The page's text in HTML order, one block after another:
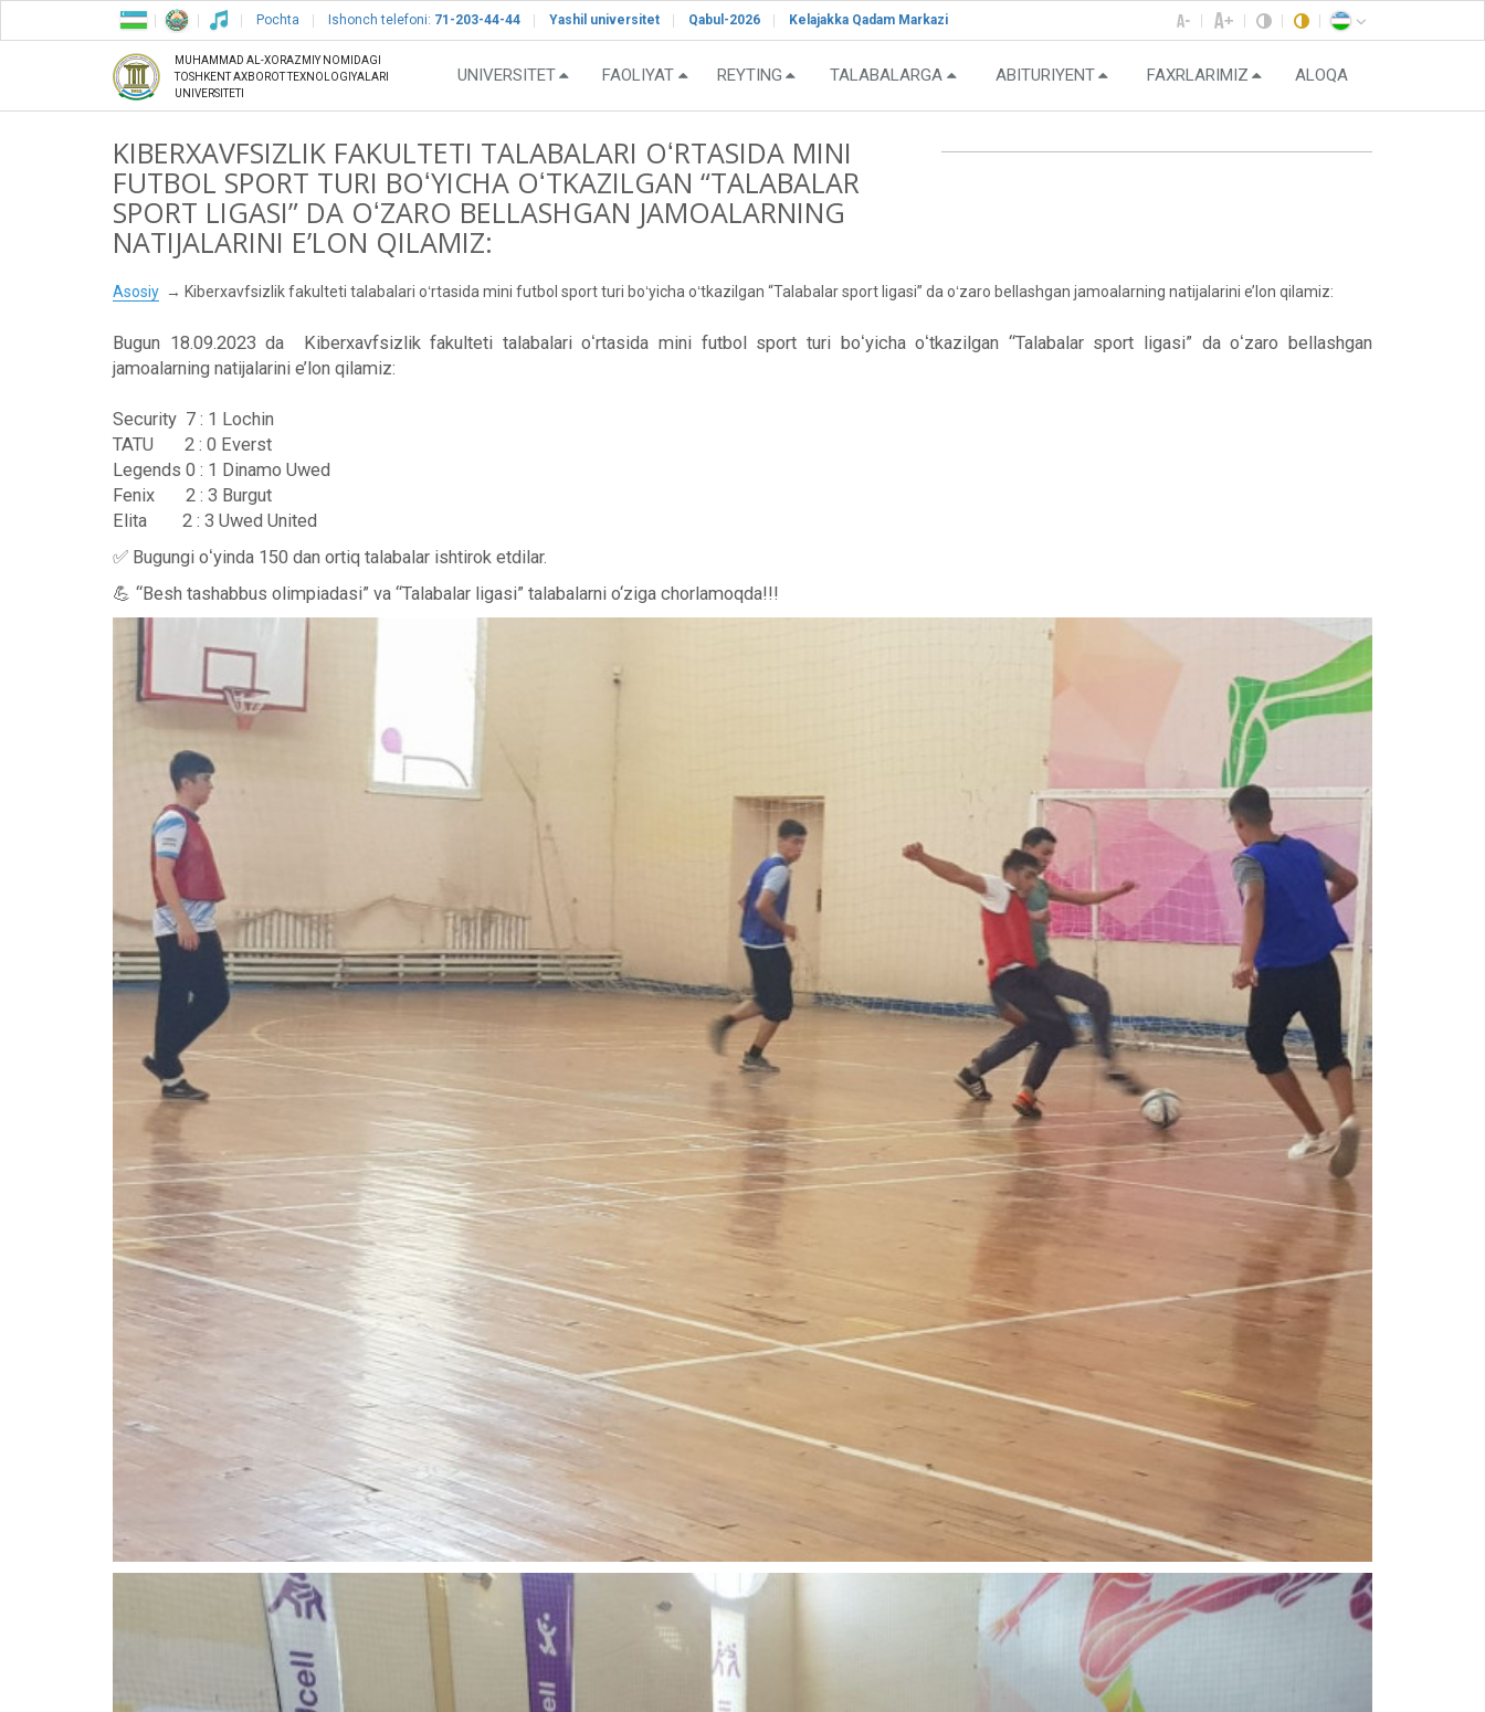
Pochta Ishonch telefoni: 71-203-44-44 Yashil universitet Qabul-2026 Kelajakka Qadam Markazi
MUHAMMAD AL-XORAZMIY NOMIDAGI
TOSHKENT AXBOROT TEXNOLOGIYALARI
UNIVERSITETI
UNIVERSITET FAOLIYAT REYTING TALABALARGA ABITURIYENT FAXRLARIMIZ ALOQA
KIBERXAVFSIZLIK FAKULTETI TALABALARI OʻRTASIDA MINI
FUTBOL SPORT TURI BOʻYICHA OʻTKAZILGAN “TALABALAR
SPORT LIGASI” DA OʻZARO BELLASHGAN JAMOALARNING
NATIJALARINI E’LON QILAMIZ:
Asosiy Kiberxavfsizlik fakulteti talabalari oʻrtasida mini futbol sport turi boʻyicha oʻtkazilgan “Talabalar sport ligasi” da oʻzaro bellashgan jamoalarning natijalarini e’lon qilamiz:
Bugun 18.09.2023 da Kiberxavfsizlik fakulteti talabalari oʻrtasida mini futbol sport turi boʻyicha oʻtkazilgan “Talabalar sport ligasi” da oʻzaro bellashgan
jamoalarning natijalarini e’lon qilamiz:
Security 7 : 1 Lochin
TATU 2 : 0 Everst
Legends 0 : 1 Dinamo Uwed
Fenix 2 : 3 Burgut
Elita 2 : 3 Uwed United
✅ Bugungi oʻyinda 150 dan ortiq talabalar ishtirok etdilar.
💪 “Besh tashabbus olimpiadasi” va “Talabalar ligasi” talabalarni o‘ziga chorlamoqda!!!